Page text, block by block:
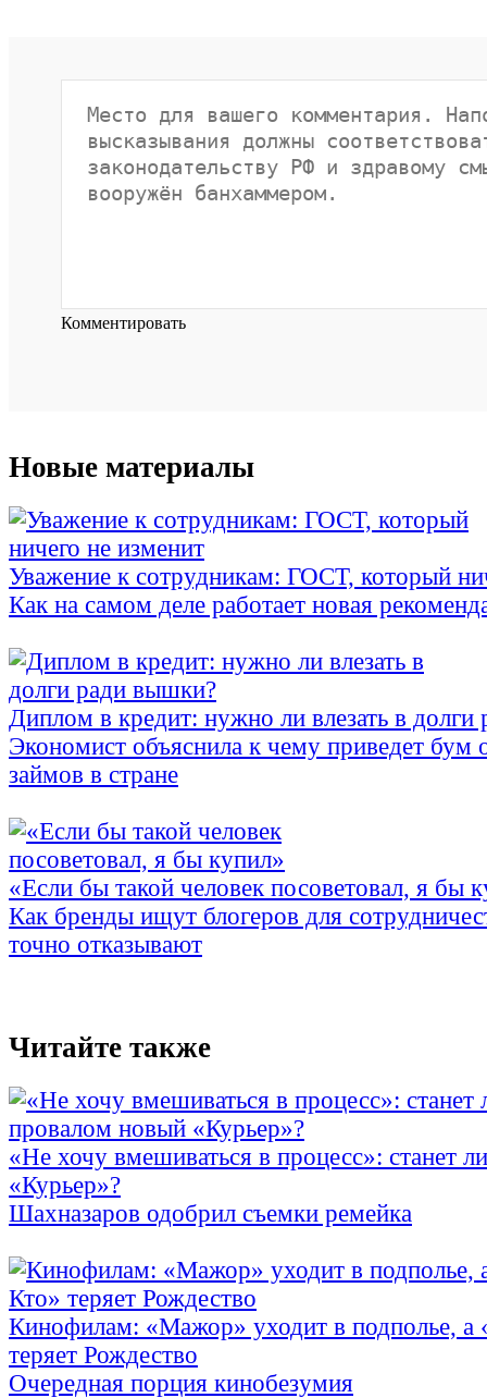
Комментировать
Новые материалы
Уважение к сотрудникам: ГОСТ, который
Как на самом деле работает новая
Диплом в кредит: нужно ли влезать в
Экономист объяснила к чему приведет бум
займов в стране
«Если бы такой человек посоветовал, я бы
Как бренды ищут блогеров для
точно отказывают
Читайте также
«Не хочу вмешиваться в процесс»: станет
«Курьер»?
Шахназаров одобрил съемки ремейка
Кинофилам: «Мажор» уходит в подполье, а
теряет Рождество
Очередная порция кинобезумия